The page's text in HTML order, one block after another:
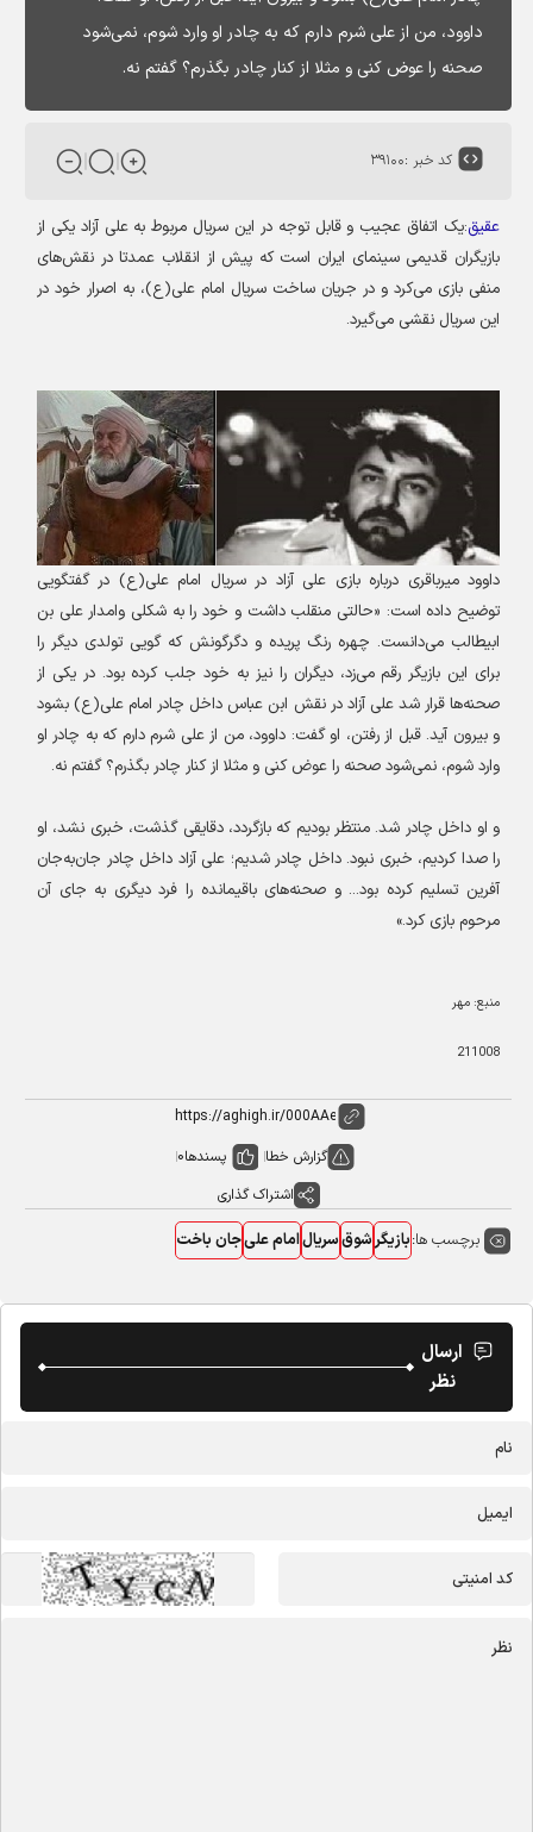
داوود، من از علی شرم دارم که به چادر او وارد شوم، نمی‌شود
صحنه را عوض کنی و مثلا از کنار چادر بگذرم؟ گفتم نه.
کد خبر :۳۹۱۰۰
عقیق:یک اتفاق عجیب و قابل توجه در این سریال مربوط به علی آزاد یکی از
بازیگران قدیمی سینمای ایران است که پیش از انقلاب عمدتا در نقش‌های
منفی بازی می‌کرد و در جریان ساخت سریال امام علی(ع)، به اصرار خود در
این سریال نقشی می‌گیرد.
داوود میرباقری درباره بازی علی آزاد در سریال امام علی(ع) در گفتگویی
توضیح داده است: «حالتی منقلب داشت و خود را به شکلی وامدار علی بن
ابیطالب می‌دانست. چهره رنگ پریده و دگرگونش که گویی تولدی دیگر را
برای این بازیگر رقم می‌زد، دیگران را نیز به خود جلب کرده بود. در یکی از
صحنه‌ها قرار شد علی آزاد در نقش ابن عباس داخل چادر امام علی(ع) بشود
و بیرون آید.قبل از رفتن، او گفت: داوود، من از علی شرم دارم که به چادر او
وارد شوم، نمی‌شود صحنه را عوض کنی و مثلا از کنار چادر بگذرم؟ گفتم نه .
و او داخل چادر شد. منتظر بودیم که بازگردد، دقایقی گذشت، خبری نشد، او
را صدا کردیم، خبری نبود. داخل چادر شدیم؛ علی آزاد داخل چادر جان‌به‌جان
آفرین تسلیم کرده بود... و صحنه‌های باقیمانده را فرد دیگری به جای آن
مرحوم بازی کرد.»
منبع: مهر
211008
گزارش خطا پسندها0
اشتراک گذاری
برچسب ها:بازیگرشوقسریالامام علیجان باخت
ارسال
نظر